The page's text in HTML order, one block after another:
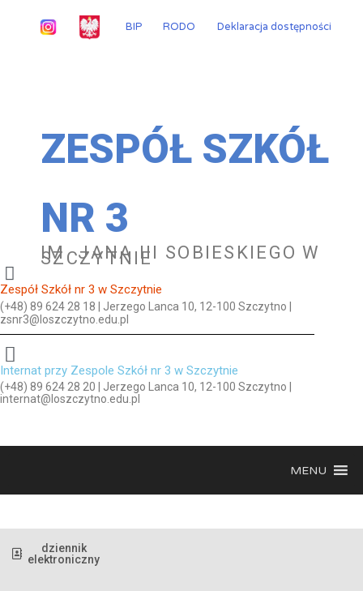
BIP RODO Deklaracja dostępności
ZESPÓŁ SZKÓŁ
NR 3
IM. JANA III SOBIESKIEGO W
SZCZYTNIE
Zespół Szkół nr 3 w Szczytnie
(+48) 89 624 28 18 | Jerzego Lanca 10, 12-100 Szczytno |
zsnr3@loszczytno.edu.pl
Internat przy Zespole Szkół nr 3 w Szczytnie
(+48) 89 624 28 20 | Jerzego Lanca 10, 12-100 Szczytno |
internat@loszczytno.edu.pl
MENU
dziennik
elektroniczny